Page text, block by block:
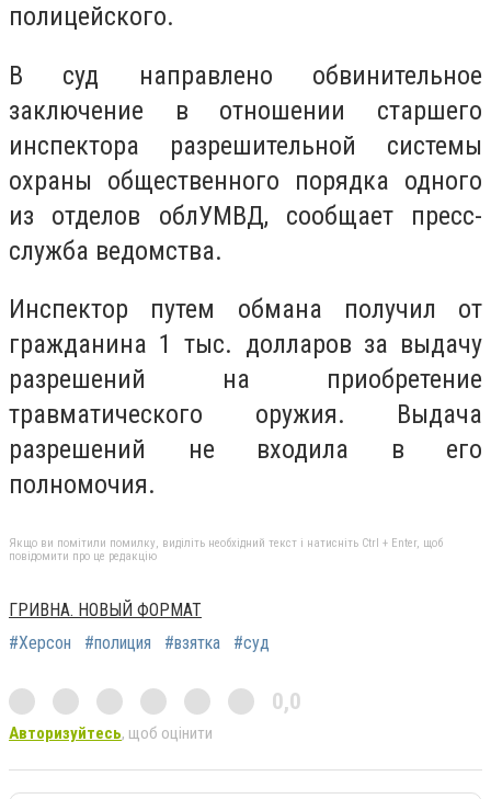
полицейского.
В суд направлено обвинительное
заключение в отношении старшего
инспектора разрешительной системы
охраны общественного порядка одного
из отделов облУМВД, сообщает пресс-
служба ведомства.
Инспектор путем обмана получил от
гражданина 1 тыс. долларов за выдачу
разрешений на приобретение
травматического оружия. Выдача
разрешений не входила в его
полномочия.
Якщо ви помітили помилку, виділіть необхідний текст і натисніть Ctrl + Enter, щоб
повідомити про це редакцію
ГРИВНА. НОВЫЙ ФОРМАТ
#Херсон
#полиция #взятка #суд
0,0
Авторизуйтесь, щоб оцінити